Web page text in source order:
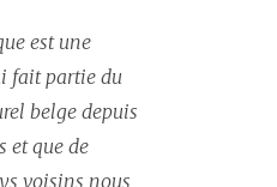
est une
fait partie du
belge depuis
et que de
voisins nous